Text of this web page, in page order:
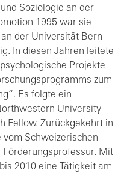
Soziologie an der
1995 war sie
der Universität Bern
In diesen Jahren leitete
Projekte
zum
Es folgte ein
University
Fellow. Zurückgekehrt in
vom Schweizerischen
Förderungsprofessur. Mit
2010 eine Tätigkeit am